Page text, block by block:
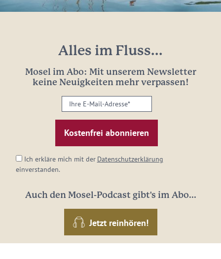
Alles im Fluss...
Mosel im Abo: Mit unserem Newsletter
keine Neuigkeiten mehr verpassen!
Ihre
E-
Mail-
Adresse:
Ich erkläre mich mit der Datenschutzerklärung
einverstanden.
Auch den Mosel-Podcast gibt's im Abo...
Jetzt reinhören!